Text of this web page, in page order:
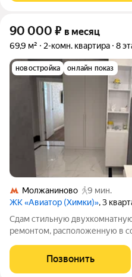
90 000 ₽ в месяц
69,9 м² 2-комн. квартира 8
новостройка онлайн показ
Молжаниново
9 мин.
ЖК «Авиатор (Химки)», 3
Сдам стильную
ремонтом, расположенную в
квартире сделан ремонт по
необходимо для проживания
Позвонить